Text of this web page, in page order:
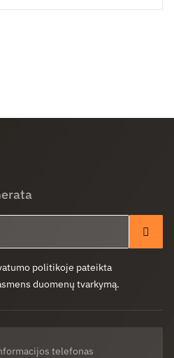
politikoje pateikta
duomenų tvarkymą.
telefonas